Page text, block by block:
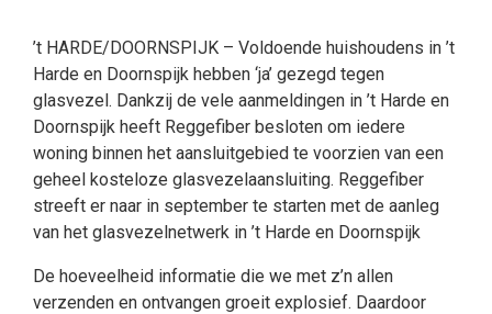
’t HARDE/DOORNSPIJK – Voldoende huishoudens in ’t
Harde en Doornspijk hebben ‘ja’ gezegd tegen
glasvezel. Dankzij de vele aanmeldingen in ’t Harde en
Doornspijk heeft Reggefiber besloten om iedere
woning binnen het aansluitgebied te voorzien van een
geheel kosteloze glasvezelaansluiting. Reggefiber
streeft er naar in september te starten met de aanleg
van het glasvezelnetwerk in ’t Harde en Doornspijk
De hoeveelheid informatie die we met z’n allen
verzenden en ontvangen groeit explosief. Daardoor